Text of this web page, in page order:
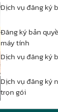
Dịch vụ đăng ký
Đăng ký bản
máy tính
Dịch vụ đăng ký
Dịch vụ đăng ký
trọn gói